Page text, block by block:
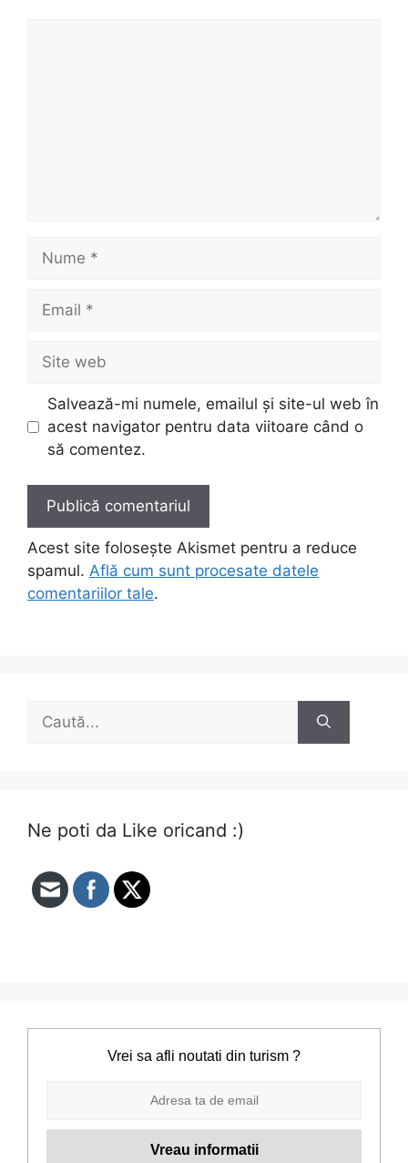
Nume
Email
Site
web
Salvează-mi numele, emailul și site-ul web în
acest navigator pentru data viitoare când o
să comentez.
Acest site folosește Akismet pentru a reduce
spamul. Află cum sunt procesate datele
comentariilor tale.
Caută
Ne poti da Like oricand :)
Vrei sa afli noutati din turism ?